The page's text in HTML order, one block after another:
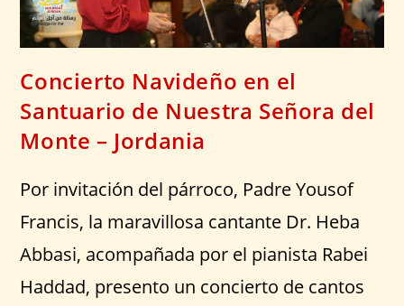
Concierto Navideño en el
Santuario de Nuestra Señora del
Monte – Jordania
Por invitación del párroco, Padre Yousof
Francis, la maravillosa cantante Dr. Heba
Abbasi, acompañada por el pianista Rabei
Haddad, presento un concierto de cantos